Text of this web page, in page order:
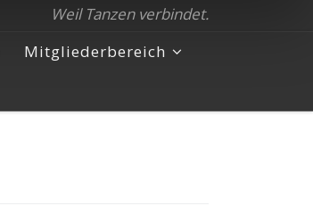
Weil Tanzen verbindet.
Mitgliederbereich